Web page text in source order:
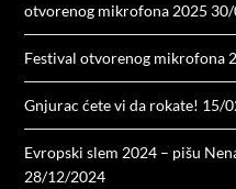
otvorenog mikrofona 2025
Festival otvorenog mikrofona
Gnjurac ćete vi da rokate! 15/
Evropski slem 2024 – pišu
28/12/2024